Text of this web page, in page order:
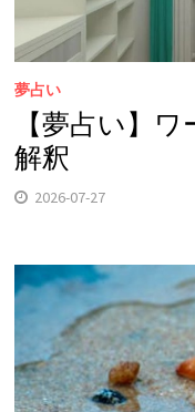
夢占い
【夢占い】
解釈
2026-07-27